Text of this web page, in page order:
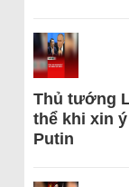
Thủ tướng
thể khi xin
Putin